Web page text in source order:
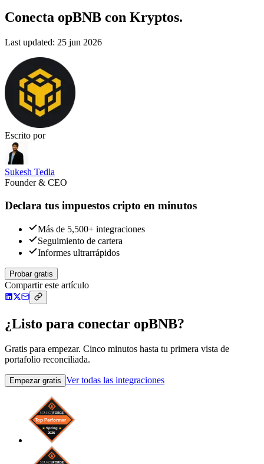
Conecta opBNB con Kryptos.
Last updated: 25 jun 2026
Escrito por
Sukesh Tedla
Founder & CEO
Declara tus impuestos cripto en minutos
Más de 5,500+ integraciones
Seguimiento de cartera
Informes ultrarrápidos
Probar gratis
Compartir este artículo
¿Listo para conectar opBNB?
Gratis para empezar. Cinco minutos hasta tu primera vista de
portafolio reconciliada.
Empezar gratis Ver todas las integraciones